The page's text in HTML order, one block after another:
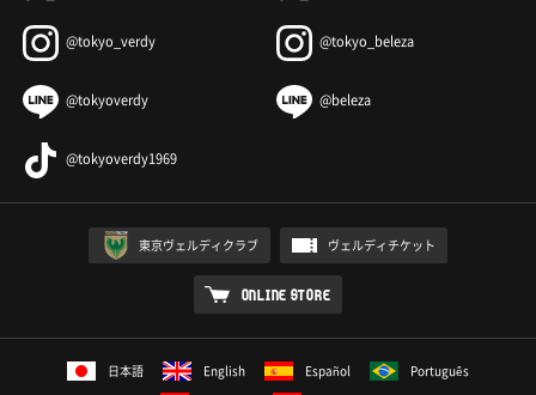
@tokyo_verdy @tokyo_beleza
@tokyoverdy @beleza
@tokyoverdy1969
東京ヴェルディクラブ ヴェルディチケット
ONLINE STORE
日本語 English Español
Português